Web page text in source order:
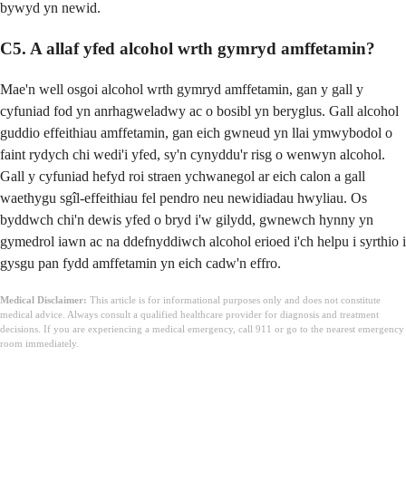
bywyd yn newid.
C5. A allaf yfed alcohol wrth gymryd amffetamin?
Mae'n well osgoi alcohol wrth gymryd amffetamin, gan y gall y
cyfuniad fod yn anrhagweladwy ac o bosibl yn beryglus. Gall alcohol
guddio effeithiau amffetamin, gan eich gwneud yn llai ymwybodol o
faint rydych chi wedi'i yfed, sy'n cynyddu'r risg o wenwyn alcohol.
Gall y cyfuniad hefyd roi straen ychwanegol ar eich calon a gall
waethygu sgîl-effeithiau fel pendro neu newidiadau hwyliau. Os
byddwch chi'n dewis yfed o bryd i'w gilydd, gwnewch hynny yn
gymedrol iawn ac na ddefnyddiwch alcohol erioed i'ch helpu i syrthio i
gysgu pan fydd amffetamin yn eich cadw'n effro.
Medical Disclaimer: This article is for informational purposes only and does not constitute
medical advice. Always consult a qualified healthcare provider for diagnosis and treatment
decisions. If you are experiencing a medical emergency, call 911 or go to the nearest emergency
room immediately.